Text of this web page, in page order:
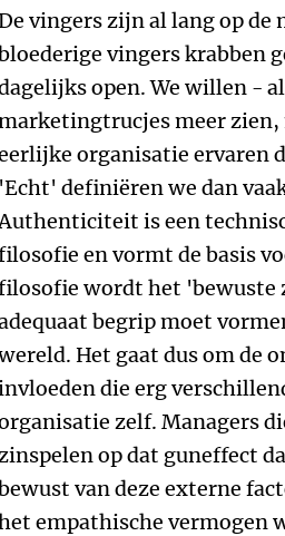
vingers zijn al lang op
vingers krabben
open. We willen -
meer zien,
organisatie ervaren
'Echt' definiëren we dan
is een
en vormt de basis
wordt het 'bewuste
begrip moet
Het gaat dus om de
die erg
zelf. Managers
op dat guneffect
van deze externe
empathische vermogen